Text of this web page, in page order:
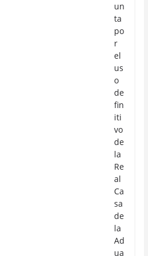
un
ta
po
r
el
us
o
de
fin
iti
vo
de
la
Re
al
Ca
sa
de
la
Ad
ua